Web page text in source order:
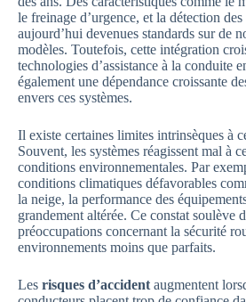
le freinage d’urgence, et la détection
aujourd’hui devenues standards sur de
modèles. Toutefois, cette intégration
technologies d’assistance à la conduite
également une dépendance croissante
envers ces systèmes.
Il existe certaines limites intrinsèques à
Souvent, les systèmes réagissent mal à
conditions environnementales. Par
conditions climatiques défavorables
la neige, la performance des
grandement altérée. Ce constat soulève
préoccupations concernant la sécurité
environnements moins que parfaits.
Les risques d’accidentaugmentent